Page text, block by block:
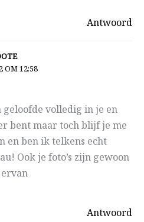
Antwoord
OM 12:58
volledig in je en
bent maar toch blijf je me
en ben ik telkens echt
Ook je foto’s zijn gewoon
Antwoord